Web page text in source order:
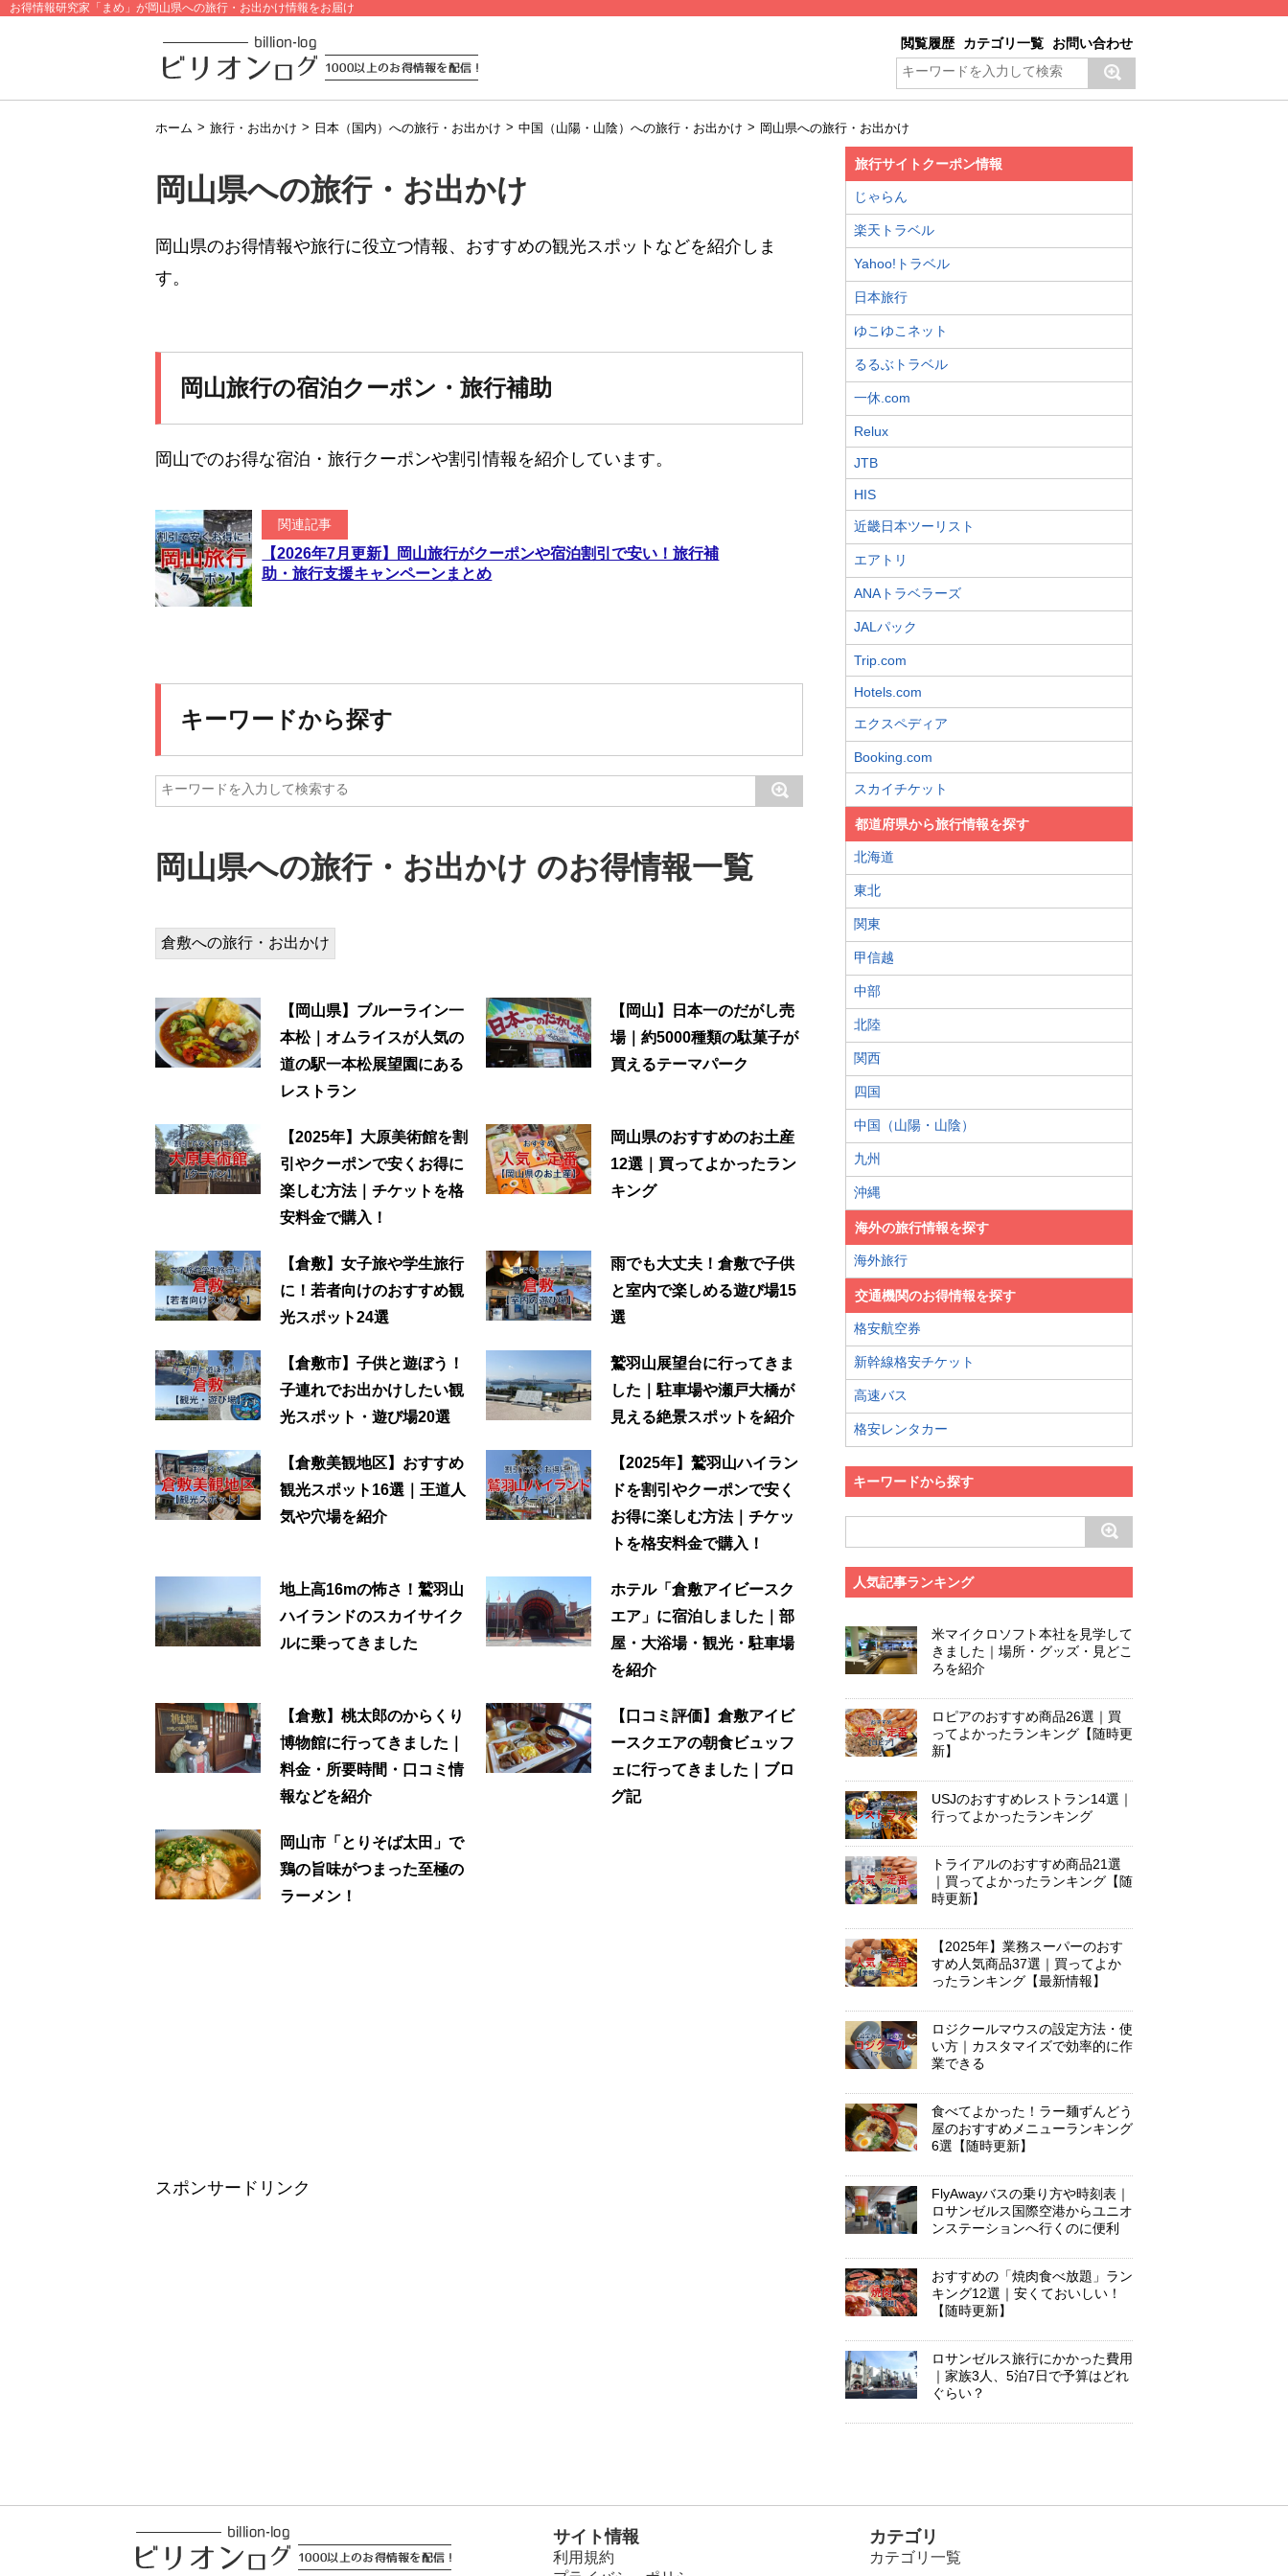
お得情報研究家「まめ」が岡山県への旅行・お出かけ情報をお届け
閲覧履歴 カテゴリ一覧 お問い合わせ
ホーム > 旅行・お出かけ > 日本（国内）への旅行・お出かけ > 中国（山陽・山陰）への旅行・お出かけ > 岡山県への旅行・お出かけ
岡山県への旅行・お出かけ
岡山県のお得情報や旅行に役立つ情報、おすすめの観光スポットなどを紹介しま
す。
岡山旅行の宿泊クーポン・旅行補助
岡山でのお得な宿泊・旅行クーポンや割引情報を紹介しています。
関連記事
【2026年7月更新】岡山旅行がクーポンや宿泊割引で安い！旅行補
助・旅行支援キャンペーンまとめ
キーワードから探す
岡山県への旅行・お出かけ のお得情報一覧
倉敷への旅行・お出かけ
【岡山県】ブルーライン一
本松｜オムライスが人気の
道の駅一本松展望園にある
レストラン
【岡山】日本一のだがし売
場｜約5000種類の駄菓子が
買えるテーマパーク
【2025年】大原美術館を割
引やクーポンで安くお得に
楽しむ方法｜チケットを格
安料金で購入！
岡山県のおすすめのお土産
12選｜買ってよかったラン
キング
【倉敷】女子旅や学生旅行
に！若者向けのおすすめ観
光スポット24選
雨でも大丈夫！倉敷で子供
と室内で楽しめる遊び場15
選
【倉敷市】子供と遊ぼう！
子連れでお出かけしたい観
光スポット・遊び場20選
鷲羽山展望台に行ってきま
した｜駐車場や瀬戸大橋が
見える絶景スポットを紹介
【倉敷美観地区】おすすめ
観光スポット16選｜王道人
気や穴場を紹介
【2025年】鷲羽山ハイラン
ドを割引やクーポンで安く
お得に楽しむ方法｜チケッ
トを格安料金で購入！
地上高16mの怖さ！鷲羽山
ハイランドのスカイサイク
ルに乗ってきました
ホテル「倉敷アイビースク
エア」に宿泊しました｜部
屋・大浴場・観光・駐車場
を紹介
【倉敷】桃太郎のからくり
博物館に行ってきました｜
料金・所要時間・口コミ情
報などを紹介
【口コミ評価】倉敷アイビ
ースクエアの朝食ビュッフ
ェに行ってきました｜ブロ
グ記
岡山市「とりそば太田」で
鶏の旨味がつまった至極の
ラーメン！
スポンサードリンク
旅行サイトクーポン情報
じゃらん
楽天トラベル
Yahoo!トラベル
日本旅行
ゆこゆこネット
るるぶトラベル
一休.com
Relux
JTB
HIS
近畿日本ツーリスト
エアトリ
ANAトラベラーズ
JALパック
Trip.com
Hotels.com
エクスペディア
Booking.com
スカイチケット
都道府県から旅行情報を探す
北海道
東北
関東
甲信越
中部
北陸
関西
四国
中国（山陽・山陰）
九州
沖縄
海外の旅行情報を探す
海外旅行
交通機関のお得情報を探す
格安航空券
新幹線格安チケット
高速バス
格安レンタカー
キーワードから探す
人気記事ランキング
米マイクロソフト本社を見学して
きました｜場所・グッズ・見どこ
ろを紹介
ロピアのおすすめ商品26選｜買
ってよかったランキング【随時更
新】
USJのおすすめレストラン14選｜
行ってよかったランキング
トライアルのおすすめ商品21選
｜買ってよかったランキング【随
時更新】
【2025年】業務スーパーのおす
すめ人気商品37選｜買ってよか
ったランキング【最新情報】
ロジクールマウスの設定方法・使
い方｜カスタマイズで効率的に作
業できる
食べてよかった！ラー麺ずんどう
屋のおすすめメニューランキング
6選【随時更新】
FlyAwayバスの乗り方や時刻表｜
ロサンゼルス国際空港からユニオ
ンステーションへ行くのに便利
おすすめの「焼肉食べ放題」ラン
キング12選｜安くておいしい！
【随時更新】
ロサンゼルス旅行にかかった費用
｜家族3人、5泊7日で予算はどれ
ぐらい？
サイト情報
利用規約
カテゴリ
カテゴリ一覧